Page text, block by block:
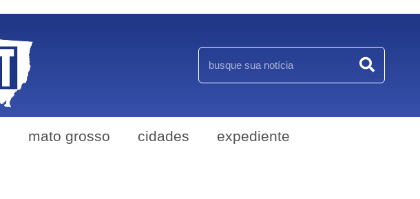
mato grosso cidades expediente